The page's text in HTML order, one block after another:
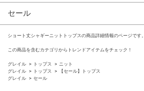
セール
ショート丈シャギーニットトップスの商品詳細情報のページです。
この商品を含むカテゴリからトレンドアイテムをチェック！
グレイル トップス
ニット
グレイル
トップス
【セール】トップス
グレイル
セール